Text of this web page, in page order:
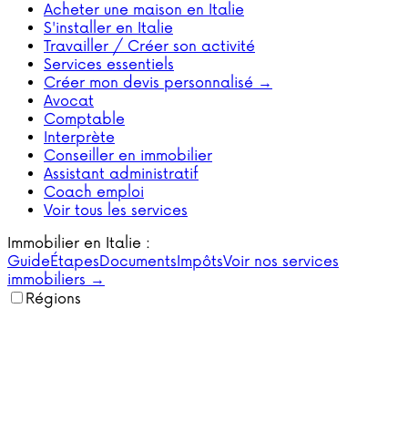
Acheter une maison en Italie
S'installer en Italie
Travailler / Créer son activité
Services essentiels
Créer mon devis personnalisé →
Avocat
Comptable
Interprète
Conseiller en immobilier
Assistant administratif
Coach emploi
Voir tous les services
Immobilier en Italie :
GuideÉtapesDocumentsImpôtsVoir nos services
immobiliers →
Régions